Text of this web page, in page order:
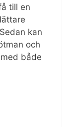
till en
kan
och
både